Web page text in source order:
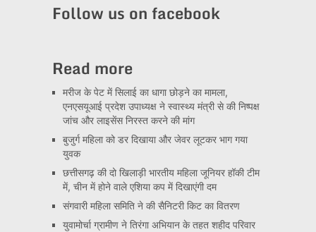
Follow us on facebook
Read more
मरीज के पेट में सिलाई का धागा छोड़ने का मामला,
एनएसयूआई प्रदेश उपाध्यक्ष ने स्वास्थ्य मंत्री से की निष्पक्ष
जांच और लाइसेंस निरस्त करने की मांग
बुजुर्ग महिला को डर दिखाया और जेवर लूटकर भाग गया
युवक
छत्तीसगढ़ की दो खिलाड़ी भारतीय महिला जूनियर हॉकी टीम
में, चीन में होने वाले एशिया कप में दिखाएंगी दम
संगवारी महिला समिति ने की सैनिटरी किट का वितरण
युवामोर्चा ग्रामीण ने तिरंगा अभियान के तहत शहीद परिवार